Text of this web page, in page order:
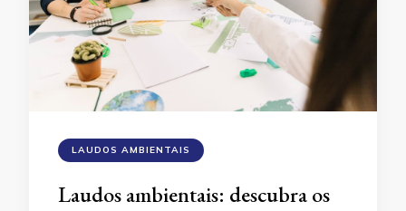
LAUDOS AMBIENTAIS
Laudos ambientais: descubra os